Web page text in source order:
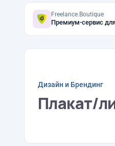
Freelance.Boutique
Премиум-сервис
Дизайн и Брендинг
Плакат/